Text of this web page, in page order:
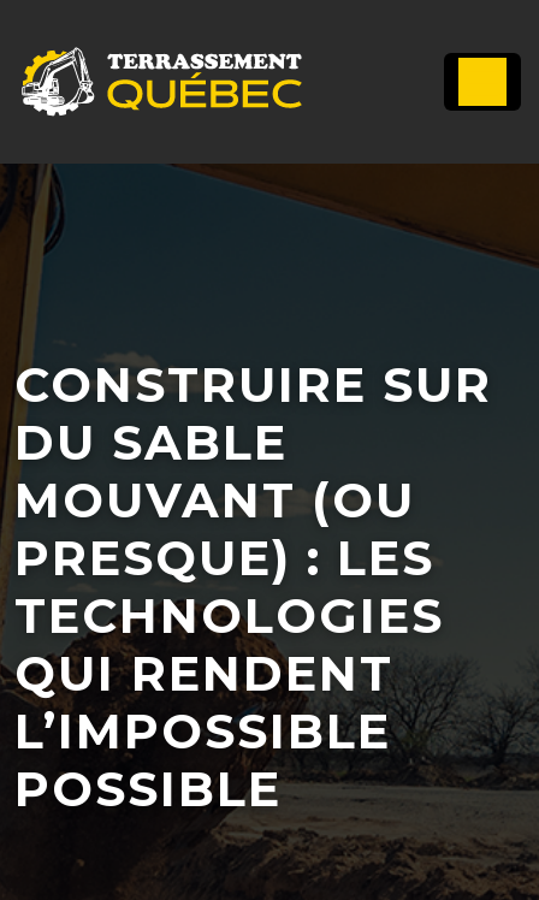
CONSTRUIRE SUR
DU SABLE
MOUVANT (OU
PRESQUE) : LES
TECHNOLOGIES
QUI RENDENT
L’IMPOSSIBLE
POSSIBLE